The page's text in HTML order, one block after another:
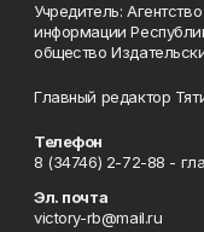
Учредитель:
информации
общество
Главный редактор
Телефон
8 (34746) 2-72-88 -
Эл. почта
victory-rb@mail.ru